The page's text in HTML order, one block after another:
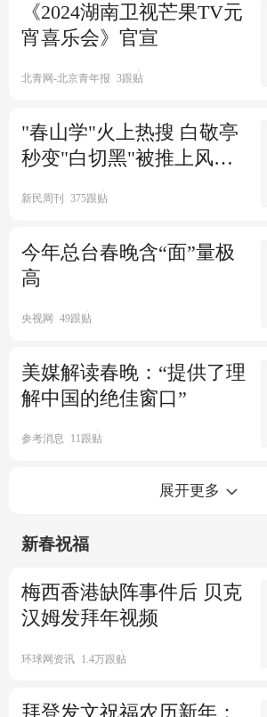
界面新闻 1284跟贴
龙年首场寒潮过程蓄势待发 18
日起我国将迎大范围雨雪
寒潮来袭中东部将有剧烈降温
河南、山东等地有暴雪
界面新闻 691跟贴
中国天气网
极目新闻 1807跟贴
湖南岳阳洞庭湖大桥坠冰多车
复盘本轮大范围雨雪冰冻天气
澎湃新闻 651跟贴
花四溅 只出现一个小孔
《2024湖南卫视芒果TV元
宵喜乐会》官宣
北青网-北京青年报 3跟贴
"春山学"火上热搜 白敬亭
秒变"白切黑"被推上风口
新民周刊 375跟贴
今年总台春晚含“面”量极
高
央视网 49跟贴
美媒解读春晚：“提供了理
解中国的绝佳窗口”
参考消息 11跟贴
迪丽热巴春晚舞台成热门打卡
封面新闻 1跟贴
景点门票提前多日售罄
走进央视总台龙年春晚“春晚小
展开更多
新春祝福
梅西香港缺阵事件后 贝克
汉姆发拜年视频
环球网资讯 1.4万跟贴
拜登发文祝福农历新年：